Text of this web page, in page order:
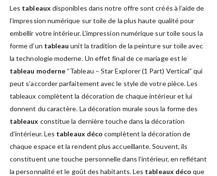
Les tableaux disponibles dans notre offre sont créés à l’aide de
l’impression numérique sur toile de la plus haute qualité pour
embellir votre intérieur. L’impression numérique sur toile sous la
forme d’un tableau unit la tradition de la peinture sur toile avec
la technologie moderne. Un effet final de ce mariage est le
tableau moderne “Tableau – Star Explorer (1 Part) Vertical” qui
peut s’accorder parfaitement avec le style de votre pièce. Les
tableaux complètent la décoration de chaque intérieur et lui
donnent du caractère. La décoration murale sous la forme des
tableaux constitue la dernière touche dans la décoration
d’intérieur. Les tableaux déco complètent la décoration de
chaque espace et la rendent plus accueillante. Souvent, ils
constituent une touche personnelle dans l’intérieur, en reflétant
la personnalité et le goût des habitants. Les tableaux déco que